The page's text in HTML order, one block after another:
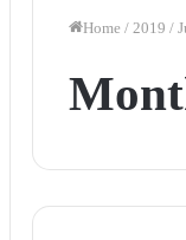
Home/2019/